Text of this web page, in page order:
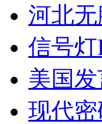
河北
信号灯
美国
现代